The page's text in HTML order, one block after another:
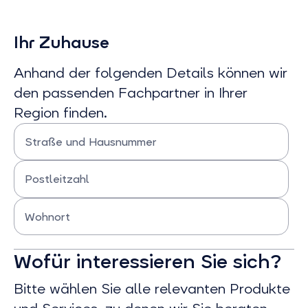
Ihr Zuhause
Anhand der folgenden Details können wir
den passenden Fachpartner in Ihrer
Region finden.
Straße und Hausnummer
Bitte Straße und Hausnummer eingeben
Postleitzahl
Bitte Postleitzahl eingeben
Wohnort
Wofür interessieren Sie sich?
Bitte wählen Sie alle relevanten Produkte